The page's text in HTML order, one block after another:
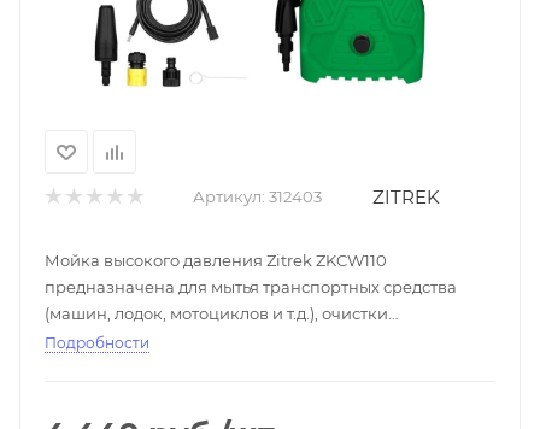
Артикул: 312403 ZITREK
Мойка высокого давления Zitrek ZKCW110
предназначена для мытья транспортных средства
(машин, лодок, мотоциклов и т.д.), очистки
загрязненных поверхностей при помощи чистой воды
Мойка оснащена функцией Автостоп. Надежная
Подробности